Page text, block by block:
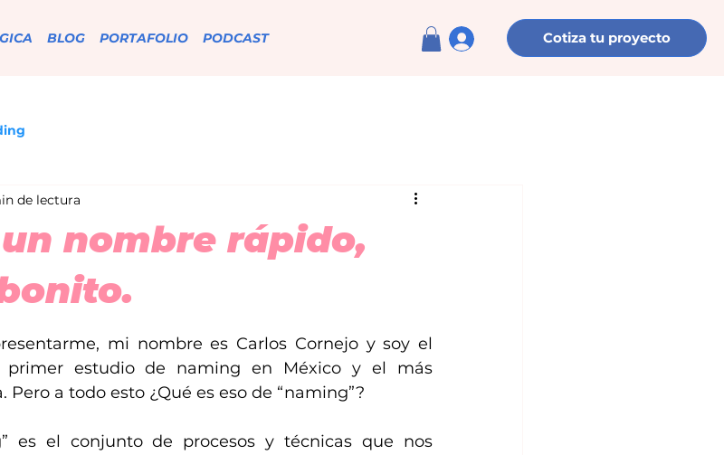
BLOG PORTAFOLIO PODCAST Cotiza tu proyecto
nombre rápido,
de lectura
mi nombre es Carlos Cornejo y soy el
primer estudio de naming en México y el más
a todo esto ¿Qué es eso de “naming”?
es el conjunto de procesos y técnicas que nos